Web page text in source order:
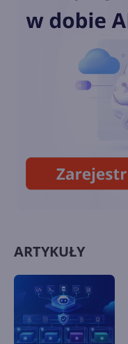
ARTYKUŁY